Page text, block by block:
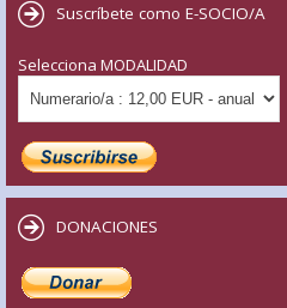
Suscríbete como E-SOCIO/A
Selecciona MODALIDAD
DONACIONES